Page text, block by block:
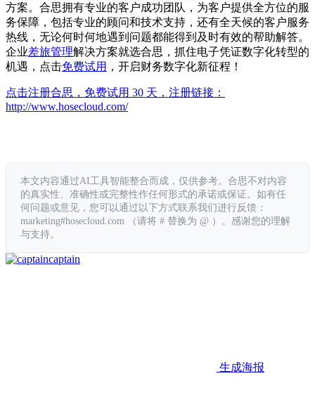
方案。合思拥有专业的客户成功团队，为客户提供全方位的服
务保障，包括专业的顾问和技术支持，还有全天候的客户服务
热线，无论何时何地遇到问题都能得到及时有效的帮助解答。
企业差旅管理解决方案就选合思，抓住电子凭证数字化转型的
机遇，点击免费试用 ，开启财务数字化新征程！
点击注册合思，免费试用 30 天，注册链接：
http://www.hosecloud.com/
本文内容通过AI工具智能整合而成，仅供参考。合思不对内容
的真实性、准确性或完整性作任何形式的承诺或保证。如有任
何问题或意见，您可以通过以下方式联系我们进行反馈：
marketing#hosecloud.com （请将 # 替换为 @ ）。感谢您的理解
与支持。
captain
生成海报